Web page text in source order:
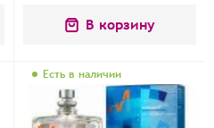
В корзину
Есть в наличии